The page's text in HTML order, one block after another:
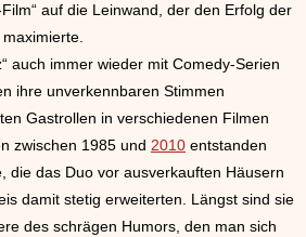
auf die Leinwand, der den Erfolg der
auch immer wieder mit Comedy-Serien
ihre unverkennbaren Stimmen
Gastrollen in verschiedenen Filmen
zwischen 1985 und 2010 entstanden
die das Duo vor ausverkauften Häusern
damit stetig erweiterten. Längst sind sie
des schrägen Humors, den man sich